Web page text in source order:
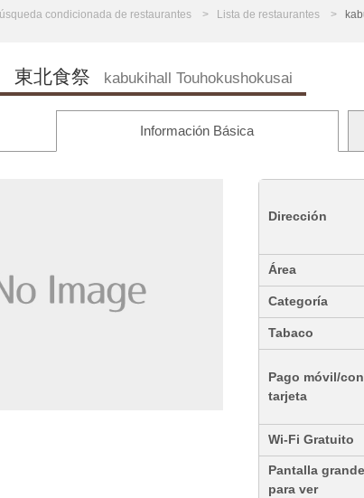
condicionada de restaurantes Lista de restaurantes
東北食祭 kabukihall Touhokushokusai
Información Básica
Dirección
Área
Categoría
Tabaco
Pago móvil/con
tarjeta
Wi-Fi Gratuito
Pantalla grande
para ver